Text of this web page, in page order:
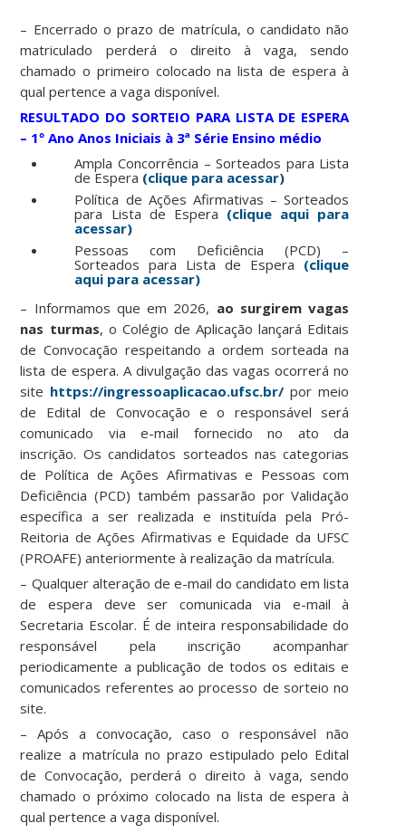
– Encerrado o prazo de matrícula, o candidato não
matriculado perderá o direito à vaga, sendo
chamado o primeiro colocado na lista de espera à
qual pertence a vaga disponível.
RESULTADO DO SORTEIO PARA LISTA DE ESPERA
– 1º Ano Anos Iniciais à 3ª Série Ensino médio
Ampla Concorrência – Sorteados para Lista
de Espera (clique para acessar)
Política de Ações Afirmativas – Sorteados
para Lista de Espera (clique aqui para
acessar)
Pessoas com Deficiência (PCD) –
Sorteados para Lista de Espera (clique
aqui para acessar)
– Informamos que em 2026, ao surgirem vagas
nas turmas, o Colégio de Aplicação lançará Editais
de Convocação respeitando a ordem sorteada na
lista de espera. A divulgação das vagas ocorrerá no
site https://ingressoaplicacao.ufsc.br/ por meio
de Edital de Convocação e o responsável será
comunicado via e-mail fornecido no ato da
inscrição. Os candidatos sorteados nas categorias
de Política de Ações Afirmativas e Pessoas com
Deficiência (PCD) também passarão por Validação
específica a ser realizada e instituída pela Pró-
Reitoria de Ações Afirmativas e Equidade da UFSC
(PROAFE) anteriormente à realização da matrícula.
– Qualquer alteração de e-mail do candidato em lista
de espera deve ser comunicada via e-mail à
Secretaria Escolar. É de inteira responsabilidade do
responsável pela inscrição acompanhar
periodicamente a publicação de todos os editais e
comunicados referentes ao processo de sorteio no
site.
– Após a convocação, caso o responsável não
realize a matrícula no prazo estipulado pelo Edital
de Convocação, perderá o direito à vaga, sendo
chamado o próximo colocado na lista de espera à
qual pertence a vaga disponível.